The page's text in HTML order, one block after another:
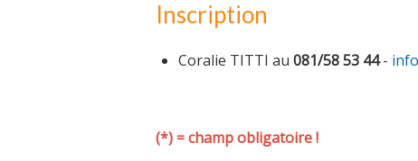
Inscription
Coralie TITTI au 081/58 53 44-
(*) = champ obligatoire !